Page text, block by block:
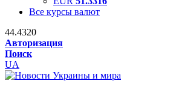
Все курсы валют
44.4320
Авторизация
Поиск
UA